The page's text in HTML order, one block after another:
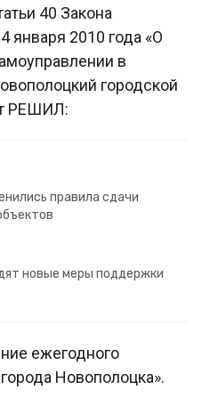
40 Закона
января 2010 года «О
в
городской
РЕШИЛ:
правила сдачи
новые меры поддержки
ежегодного
Новополоцка».